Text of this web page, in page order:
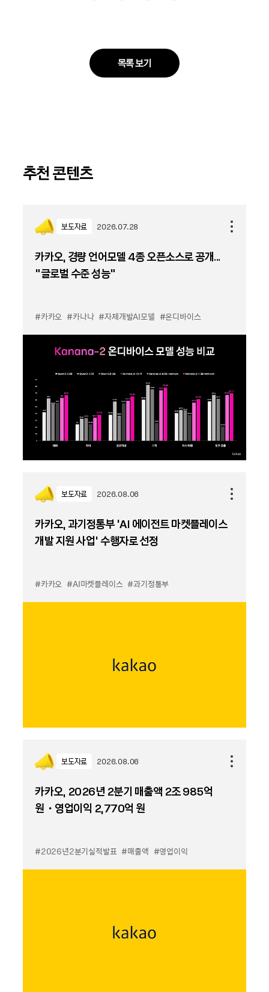
목록 보기
추천 콘텐츠
보도자료 2026.07.28
카카오, 경량 언어모델 4종 오픈소스로 공개...
“글로벌 수준 성능”
#카카오 #카나나 #자체개발AI모델 #온디바이스
보도자료 2026.08.06
카카오, 과기정통부 ‘AI 에이전트 마켓플레이스
개발 지원 사업’ 수행자로 선정
#카카오 #AI마켓플레이스 #과기정통부
보도자료 2026.08.06
카카오, 2026년 2분기 매출액 2조 985억
원・영업이익 2,770억 원
#2026년2분기실적발표 #매출액 #영업이익